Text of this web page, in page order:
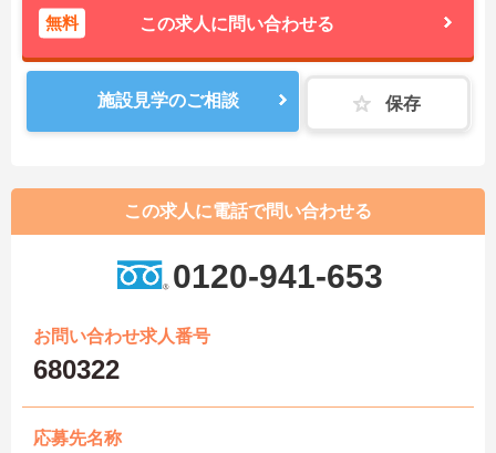
無料 この求人に問い合わせる
施設見学のご相談 保存
この求人に電話で問い合わせる
0120-941-653
お問い合わせ求人番号
680322
応募先名称